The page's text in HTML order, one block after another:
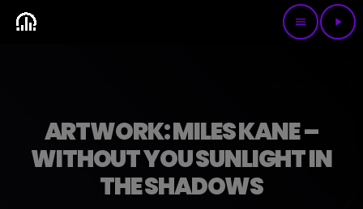
menu play_arrow
ARTWORK: MILES KANE –
WITHOUT YOU SUNLIGHT IN
THE SHADOWS